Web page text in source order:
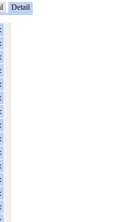
Detail